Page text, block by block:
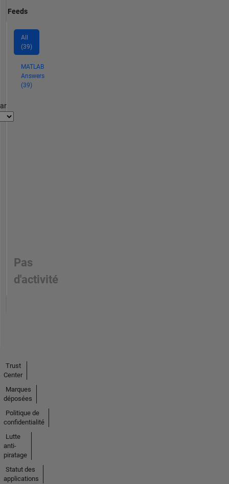
Feeds
All
(39)
MATLAB
Answers
(39)
Pas
d'activité
Trust
Center
Marques
déposées
Politique de
confidentialité
Lutte
anti-
piratage
Statut des
applications